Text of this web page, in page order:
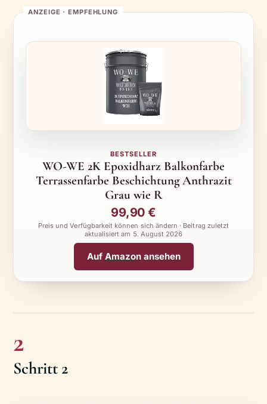
BESTSELLER
WO-WE 2K Epoxidharz Balkonfarbe
Terrassenfarbe Beschichtung Anthrazit
Grau wie R
99,90 €
Preis und Verfügbarkeit können sich ändern · Beitrag zuletzt
aktualisiert am 5. August 2026
Auf Amazon ansehen
2
Schritt 2